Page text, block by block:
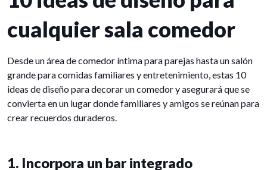
cualquier sala comedor
Desde un área de comedor íntima para parejas hasta un salón
grande para comidas familiares y entretenimiento, estas 10
ideas de diseño para decorar un comedor y asegurará que se
convierta en un lugar donde familiares y amigos se reúnan para
crear recuerdos duraderos.
1. Incorpora un bar integrado